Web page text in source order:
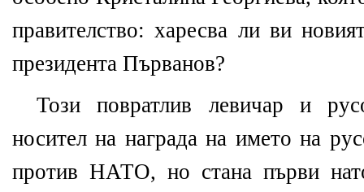
правителство: харесва ли ви
президента Първанов?
Този повратлив левичар и
носител на награда на името на
против НАТО, но стана първи